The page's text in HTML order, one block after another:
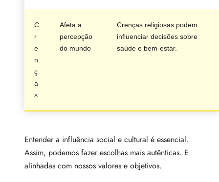
C
r
e
n
ç
a
s
Afeta a
percepção
do mundo
Crenças religiosas podem
influenciar decisões sobre
saúde e bem-estar.
Entender a influência social e cultural é essencial.
Assim, podemos fazer escolhas mais autênticas. E
alinhadas com nossos valores e objetivos.